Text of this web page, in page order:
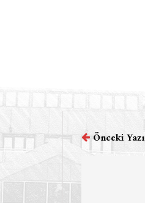
Önceki Yazı